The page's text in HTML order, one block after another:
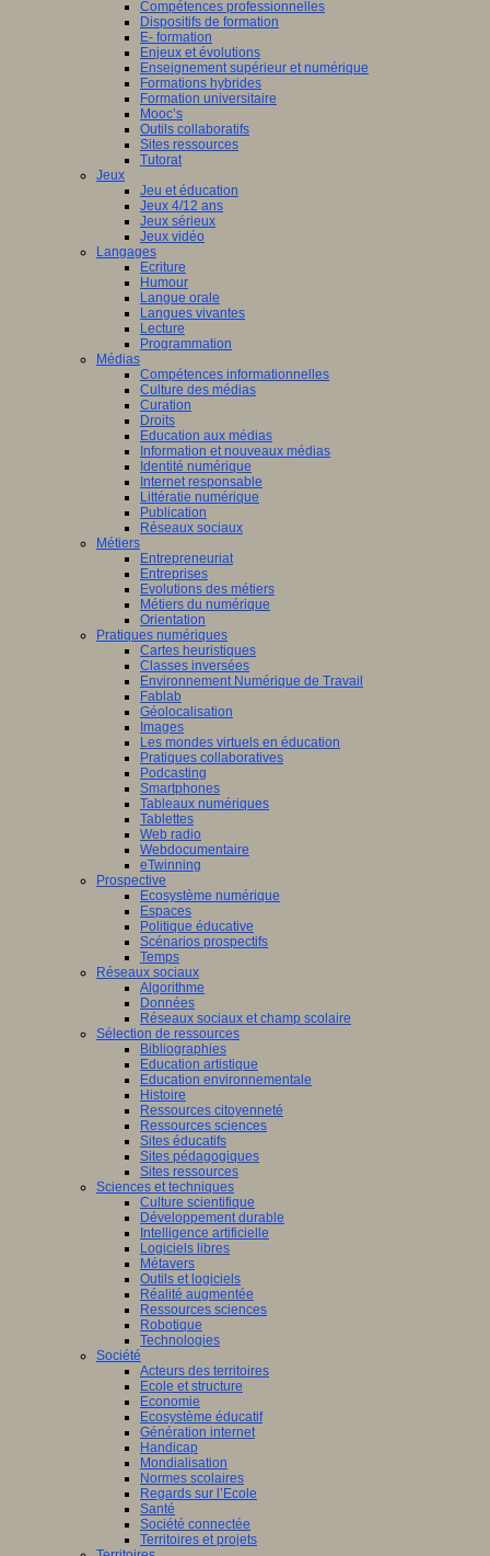
Compétences professionnelles
Dispositifs de formation
E- formation
Enjeux et évolutions
Enseignement supérieur et numérique
Formations hybrides
Formation universitaire
Mooc’s
Outils collaboratifs
Sites ressources
Tutorat
Jeux
Jeu et éducation
Jeux 4/12 ans
Jeux sérieux
Jeux vidéo
Langages
Ecriture
Humour
Langue orale
Langues vivantes
Lecture
Programmation
Médias
Compétences informationnelles
Culture des médias
Curation
Droits
Education aux médias
Information et nouveaux médias
Identité numérique
Internet responsable
Littératie numérique
Publication
Réseaux sociaux
Métiers
Entrepreneuriat
Entreprises
Evolutions des métiers
Métiers du numérique
Orientation
Pratiques numériques
Cartes heuristiques
Classes inversées
Environnement Numérique de Travail
Fablab
Géolocalisation
Images
Les mondes virtuels en éducation
Pratiques collaboratives
Podcasting
Smartphones
Tableaux numériques
Tablettes
Web radio
Webdocumentaire
eTwinning
Prospective
Ecosystème numérique
Espaces
Politique éducative
Scénarios prospectifs
Temps
Réseaux sociaux
Algorithme
Données
Réseaux sociaux et champ scolaire
Sélection de ressources
Bibliographies
Education artistique
Education environnementale
Histoire
Ressources citoyenneté
Ressources sciences
Sites éducatifs
Sites pédagogiques
Sites ressources
Sciences et techniques
Culture scientifique
Développement durable
Intelligence artificielle
Logiciels libres
Métavers
Outils et logiciels
Réalité augmentée
Ressources sciences
Robotique
Technologies
Société
Acteurs des territoires
Ecole et structure
Economie
Ecosystème éducatif
Génération internet
Handicap
Mondialisation
Normes scolaires
Regards sur l’Ecole
Santé
Société connectée
Territoires et projets